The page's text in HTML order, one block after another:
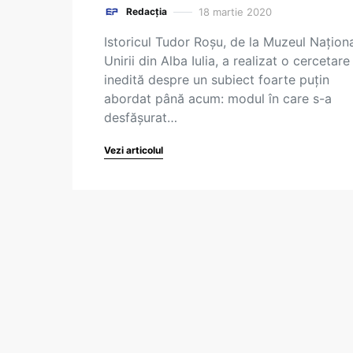
Redacția 18 martie 2020
Istoricul Tudor Roșu, de la Muzeul
Unirii din Alba Iulia, a realizat o cercetare
inedită despre un subiect foarte puțin
abordat până acum: modul în care s-a
desfășurat…
Vezi articolul